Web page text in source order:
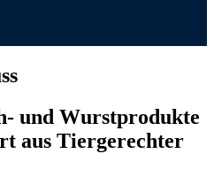
und Wurstprodukte
aus Tiergerechter